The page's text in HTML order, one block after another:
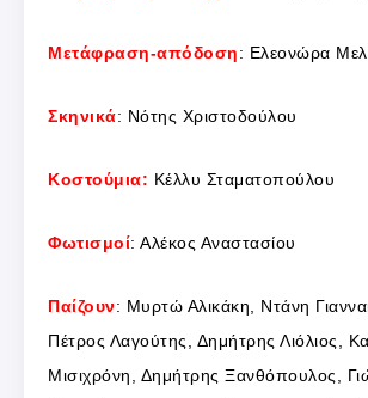
Μετάφραση-απόδοση: Ελεονώρα
Σκηνικά: Νότης Χριστοδούλου
Κοστούμια: Κέλλυ Σταματοπούλου
Φωτισμοί: Αλέκος Αναστασίου
Παίζουν: Μυρτώ Αλικάκη, Ντάνη
Πέτρος Λαγούτης, Δημήτρης Λιόλιος,
Μισιχρόνη, Δημήτρης Ξανθόπουλος,